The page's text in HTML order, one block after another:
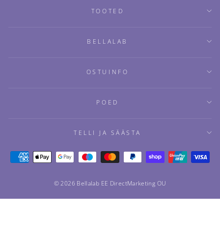
TOOTED
BELLALAB
OSTUINFO
POED
TELLI JA SÄÄSTA
© 2026 Bellalab EE DirectMarketing OU